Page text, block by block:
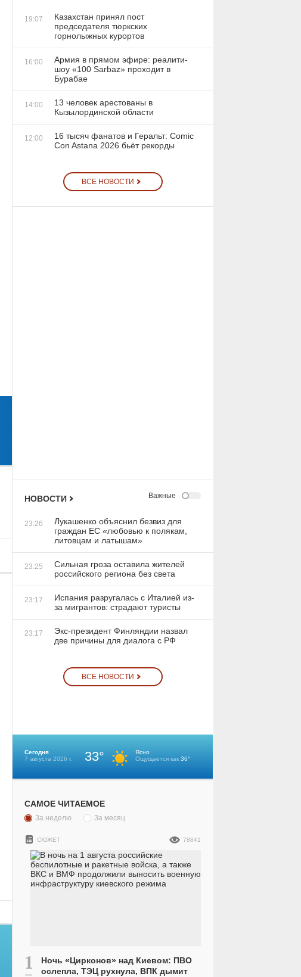
19:07
Казахстан принял пост
председателя тюркских
горнолыжных курортов
16:00
Армия в прямом эфире: реалити-
шоу «100 Sarbaz» проходит в
Бурабае
14:00
13 человек арестованы в
Кызылординской области
12:00
16 тысяч фанатов и Геральт: Comic
Con Astana 2026 бьёт рекорды
ВСЕ НОВОСТИ
НОВОСТИ Важные
23:26
Лукашенко объяснил безвиз для
граждан ЕС «любовью к полякам,
литовцам и латышам»
23:25
Сильная гроза оставила жителей
российского региона без света
23:17
Испания разругалась с Италией из-
за мигрантов: страдают туристы
23:17
Экс-президент Финляндии назвал
две причины для диалога с РФ
ВСЕ НОВОСТИ
Сегодня
7 августа 2026 г.
33°
Ясно
Ощущается как 36°
САМОЕ ЧИТАЕМОЕ
За неделю За месяц
Ночь «Цирконов» над Киевом: ПВО
ослепла, ТЭЦ рухнула, ВПК дымит
СЮЖЕТ 78841